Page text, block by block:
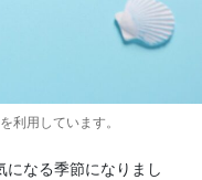
利用しています。
になる季節になりまし